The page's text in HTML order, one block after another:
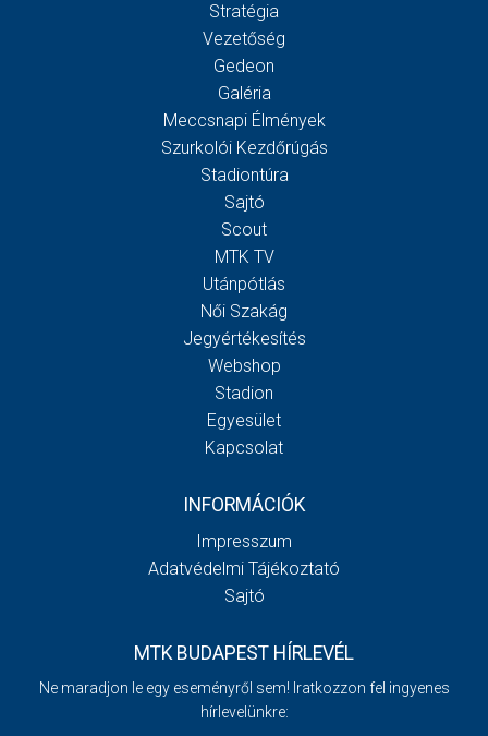
Stratégia
Vezetőség
Gedeon
Galéria
Meccsnapi Élmények
Szurkolói Kezdőrúgás
Stadiontúra
Sajtó
Scout
MTK TV
Utánpótlás
Női Szakág
Jegyértékesítés
Webshop
Stadion
Egyesület
Kapcsolat
INFORMÁCIÓK
Impresszum
Adatvédelmi Tájékoztató
Sajtó
MTK BUDAPEST HÍRLEVÉL
Ne maradjon le egy eseményről sem! Iratkozzon fel ingyenes
hírlevelünkre: